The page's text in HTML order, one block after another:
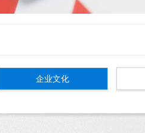
企业文化